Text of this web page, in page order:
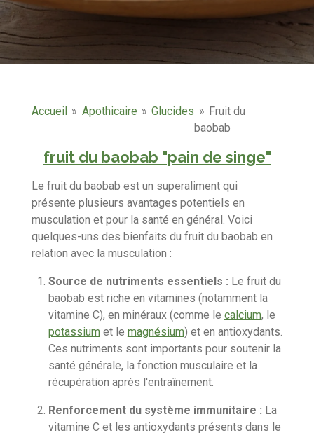
Accueil » Apothicaire » Glucides » Fruit du
baobab
fruit du baobab "pain de singe"
Le fruit du baobab est un superaliment qui
présente plusieurs avantages potentiels en
musculation et pour la santé en général. Voici
quelques-uns des bienfaits du fruit du baobab en
relation avec la musculation :
Source de nutriments essentiels : Le fruit du
baobab est riche en vitamines (notamment la
vitamine C), en minéraux (comme le calcium, le
potassiumet le magnésium) et en antioxydants.
Ces nutriments sont importants pour soutenir la
santé générale, la fonction musculaire et la
récupération après l'entraînement.
Renforcement du système immunitaire : La
vitamine C et les antioxydants présents dans le